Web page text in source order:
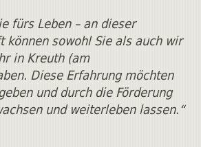
fürs Leben – an dieser
können sowohl Sie als auch wir
in Kreuth (am
Diese Erfahrung möchten
und durch die Förderung
und weiterleben lassen.“